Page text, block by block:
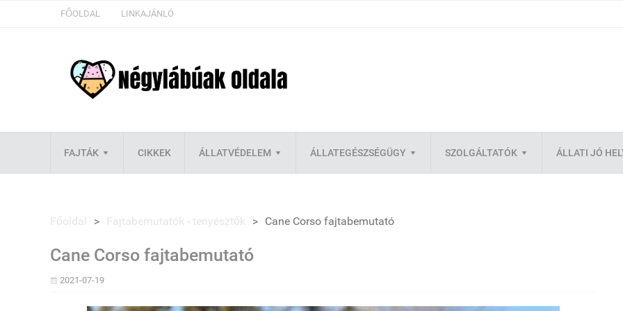
FŐOLDAL LINKAJÁNLÓ
FAJTÁK CIKKEK ÁLLATVÉDELEM ÁLLATEGÉSZSÉGÜGY SZOLGÁLTATÓK ÁLLATI JÓ
Főoldal > Fajtabemutatók - tenyésztők > Cane Corso fajtabemutató
Cane Corso fajtabemutató
2021-07-19